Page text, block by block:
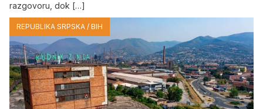
razgovoru, dok […]
REPUBLIKA SRPSKA / BIH